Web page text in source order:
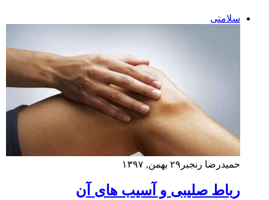
سلامتی
حمیدرضا رنجبر ۲۹ بهمن, ۱۳۹۷
رباط صلیبی و آسیب های آن